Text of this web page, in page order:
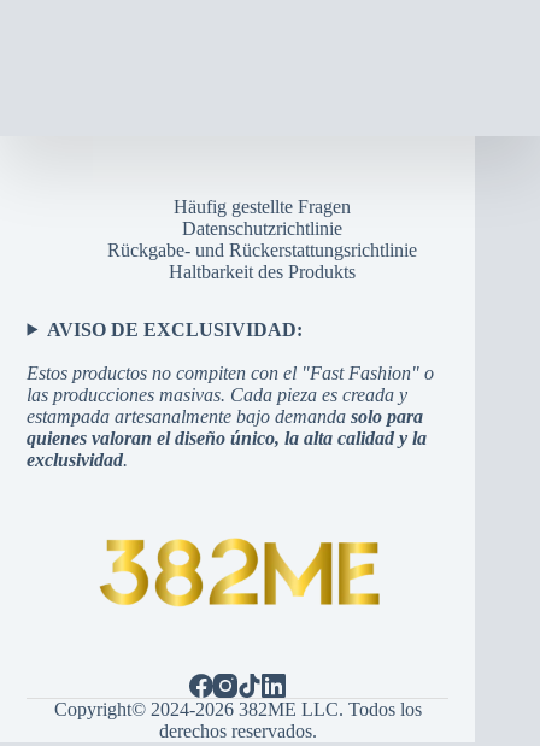
Häufig gestellte Fragen
Datenschutzrichtlinie
Rückgabe- und Rückerstattungsrichtlinie
Haltbarkeit des Produkts
AVISO DE EXCLUSIVIDAD:
Estos productos no compiten con el "Fast Fashion" o
las producciones masivas. Cada pieza es creada y
estampada artesanalmente bajo demandasolo para
quienes valoran el diseño único, la alta calidad y la
exclusividad.
Copyright© 2024-2026 382ME LLC. Todos los
derechos reservados.